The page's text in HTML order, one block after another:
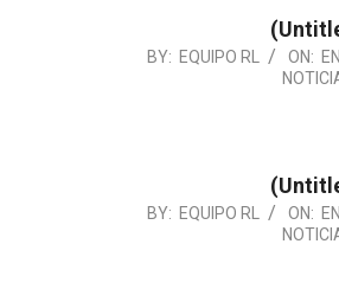
2023-
BY: EQUIPO RL ON:
2023-
BY: EQUIPO RL ON: